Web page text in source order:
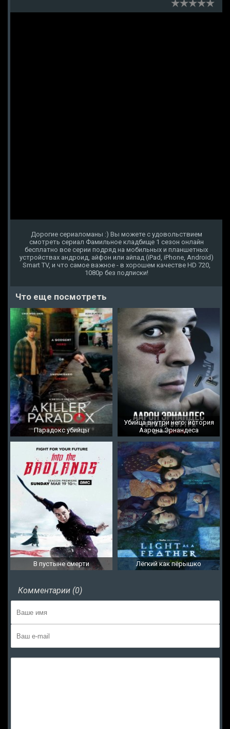
Дорогие сериаломаны :) Вы можете с удовольствием
смотреть сериал Фамильное кладбище 1 сезон онлайн
бесплатно все серии подряд на мобильных и планшетных
устройствах андроид, айфон или айпад (iPad, iPhone, Android)
Smart TV, и что самое важное - в хорошем качестве HD 720,
1080p без подписки!
Что еще посмотреть
Парадокс убийцы
Убийца внутри него: история
Аарона Эрнандеса
В пустыне смерти Лёгкий как пёрышко
Комментарии (0)